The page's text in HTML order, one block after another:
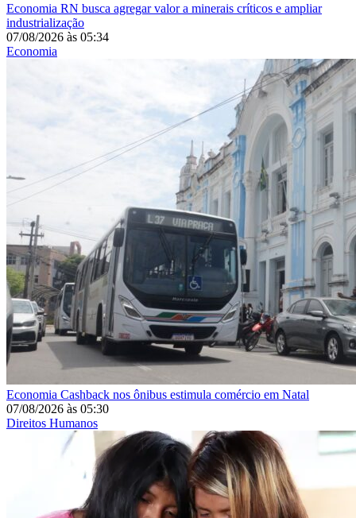
Economia RN busca agregar valor a minerais críticos e ampliar
industrialização
07/08/2026 às 05:34
Economia
Economia Cashback nos ônibus estimula comércio em Natal
07/08/2026 às 05:30
Direitos Humanos